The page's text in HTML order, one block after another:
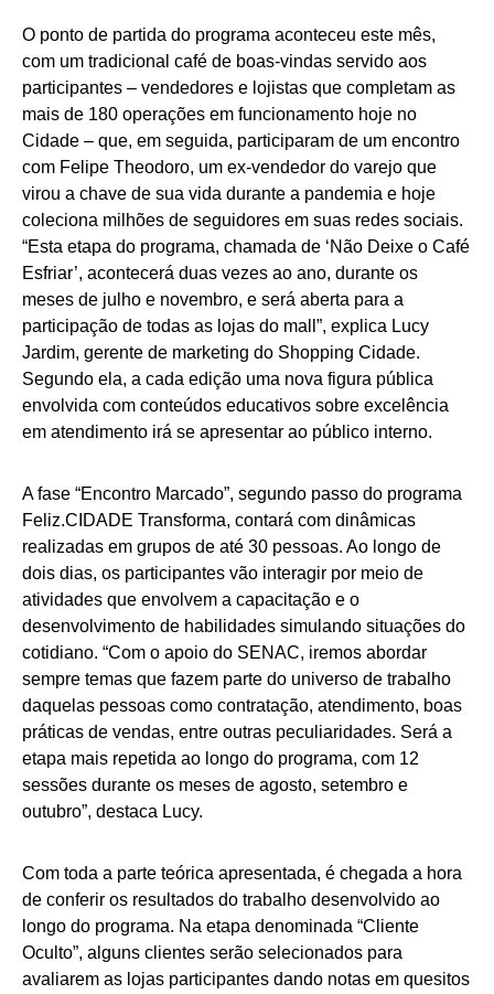
O ponto de partida do programa aconteceu este mês,
com um tradicional café de boas-vindas servido aos
participantes – vendedores e lojistas que completam as
mais de 180 operações em funcionamento hoje no
Cidade – que, em seguida, participaram de um encontro
com Felipe Theodoro, um ex-vendedor do varejo que
virou a chave de sua vida durante a pandemia e hoje
coleciona milhões de seguidores em suas redes sociais.
“Esta etapa do programa, chamada de ‘Não Deixe o Café
Esfriar’, acontecerá duas vezes ao ano, durante os
meses de julho e novembro, e será aberta para a
participação de todas as lojas do mall”, explica Lucy
Jardim, gerente de marketing do Shopping Cidade.
Segundo ela, a cada edição uma nova figura pública
envolvida com conteúdos educativos sobre excelência
em atendimento irá se apresentar ao público interno.
A fase “Encontro Marcado”, segundo passo do programa
Feliz.CIDADE Transforma, contará com dinâmicas
realizadas em grupos de até 30 pessoas. Ao longo de
dois dias, os participantes vão interagir por meio de
atividades que envolvem a capacitação e o
desenvolvimento de habilidades simulando situações do
cotidiano. “Com o apoio do SENAC, iremos abordar
sempre temas que fazem parte do universo de trabalho
daquelas pessoas como contratação, atendimento, boas
práticas de vendas, entre outras peculiaridades. Será a
etapa mais repetida ao longo do programa, com 12
sessões durante os meses de agosto, setembro e
outubro”, destaca Lucy.
Com toda a parte teórica apresentada, é chegada a hora
de conferir os resultados do trabalho desenvolvido ao
longo do programa. Na etapa denominada “Cliente
Oculto”, alguns clientes serão selecionados para
avaliarem as lojas participantes dando notas em quesitos